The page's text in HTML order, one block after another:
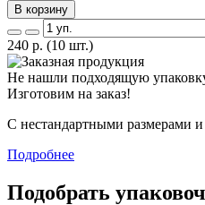
В корзину
240 р. (10 шт.)
Не нашли подходящую
Изготовим на заказ!
С нестандартными размерами
Подробнее
Подобрать